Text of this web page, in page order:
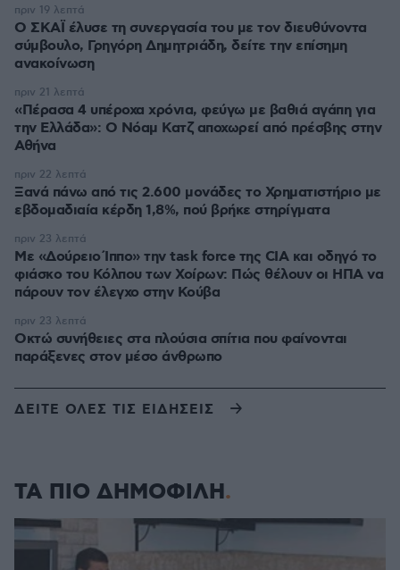
Ο ΣΚΑΪ έλυσε τη συνεργασία του με τον διευθύνοντα
σύμβουλο, Γρηγόρη Δημητριάδη, δείτε την επίσημη
ανακοίνωση
πριν 19 λεπτά
«Πέρασα 4 υπέροχα χρόνια, φεύγω με βαθιά αγάπη για
την Ελλάδα»: Ο Νόαμ Κατζ αποχωρεί από πρέσβης στην
Αθήνα
πριν 21 λεπτά
Ξανά πάνω από τις 2.600 μονάδες το Χρηματιστήριο με
εβδομαδιαία κέρδη 1,8%, πού βρήκε στηρίγματα
πριν 22 λεπτά
Με «Δούρειο Ίππο» την task force της CIA και οδηγό το
φιάσκο του Κόλπου των Χοίρων: Πώς θέλουν οι ΗΠΑ να
πάρουν τον έλεγχο στην Κούβα
πριν 23 λεπτά
Οκτώ συνήθειες στα πλούσια σπίτια που φαίνονται
παράξενες στον μέσο άνθρωπο
πριν 23 λεπτά
ΔΕΙΤΕ ΟΛΕΣ ΤΙΣ ΕΙΔΗΣΕΙΣ
ΤΑ ΠΙΟ ΔΗΜΟΦΙΛΗ